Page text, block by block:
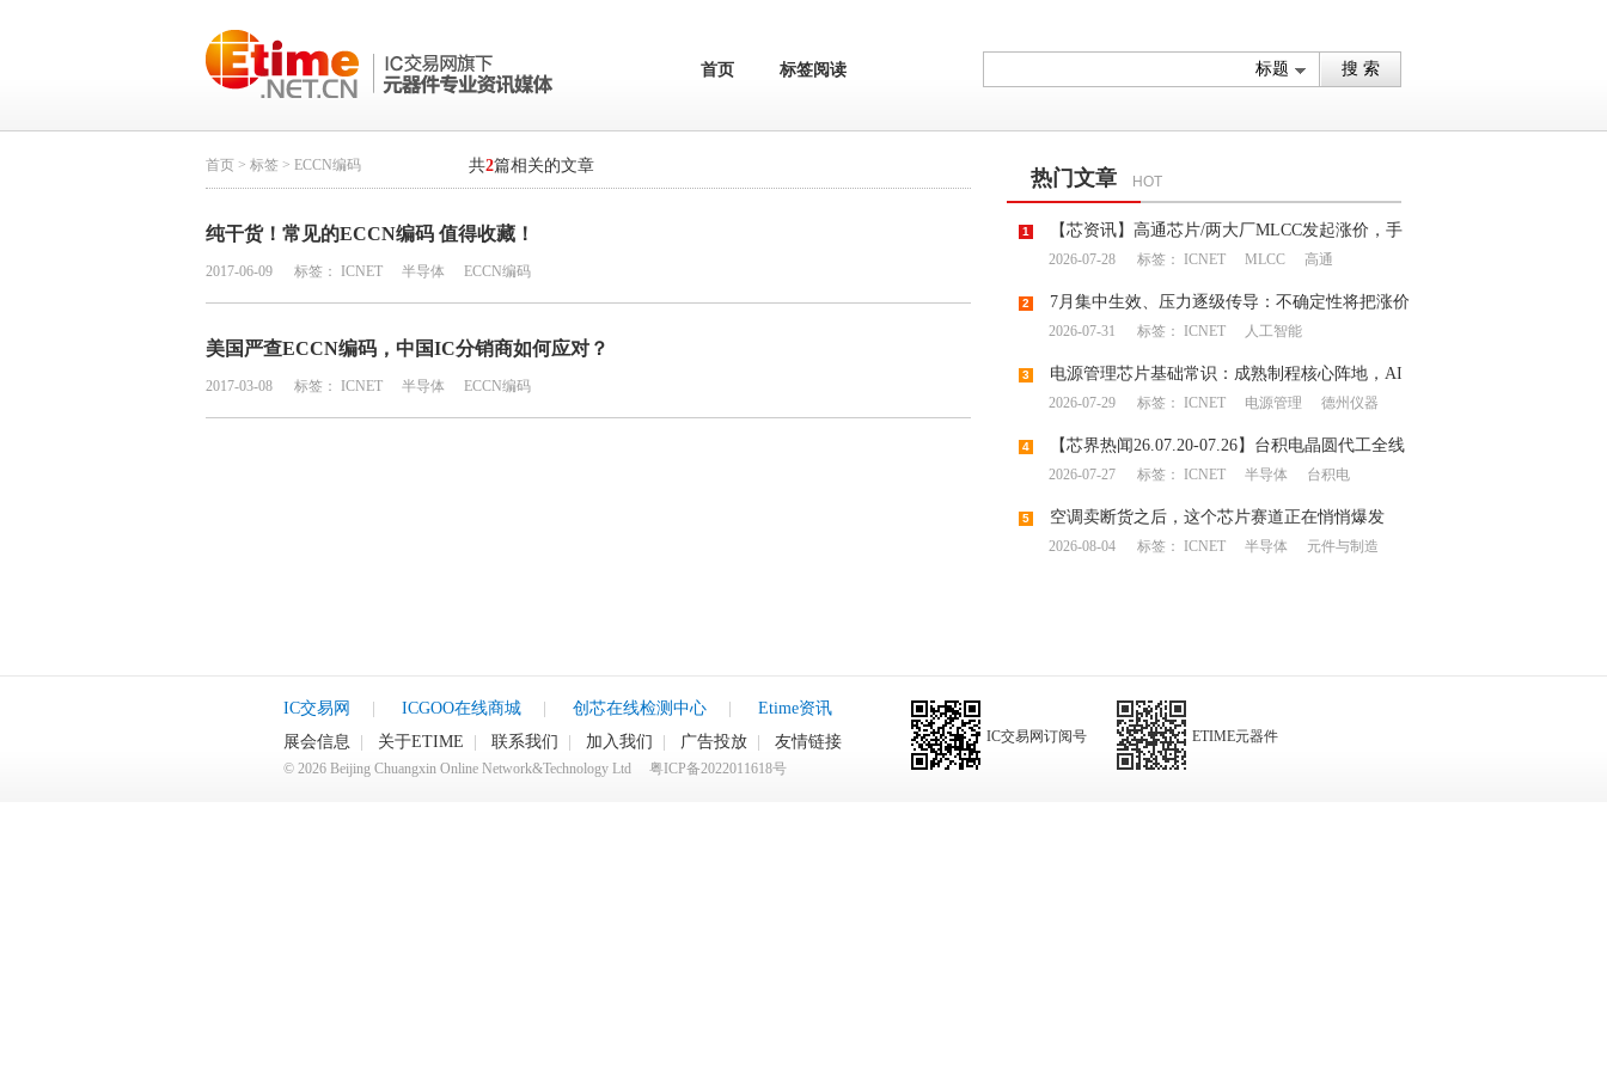
首页 标签阅读
首页 > 标签 > ECCN编码 共2篇相关的文章
纯干货！常见的ECCN编码 值得收藏！
2017-06-09 标签： ICNET 半导体 ECCN编码
美国严查ECCN编码，中国IC分销商如何应对？
2017-03-08 标签： ICNET 半导体 ECCN编码
热门文章 HOT
1
【芯资讯】高通芯片/两大厂MLCC发起涨价，手
机供应链产生上下游博弈
2026-07-28 标签： ICNET MLCC 高通
2
7月集中生效、压力逐级传导：不确定性将把涨价
潮带向何处？
2026-07-31 标签： ICNET 人工智能
3
电源管理芯片基础常识：成熟制程核心阵地，AI
时代“一飞冲天”
2026-07-29 标签： ICNET 电源管理 德州仪器
4
【芯界热闻26.07.20-07.26】台积电晶圆代工全线
调涨，意法/德仪业绩大幅提升
2026-07-27 标签： ICNET 半导体 台积电
5 空调卖断货之后，这个芯片赛道正在悄悄爆发
2026-08-04 标签： ICNET 半导体 元件与制造
IC交易网 ICGOO在线商城 创芯在线检测中心
Etime资讯
展会信息
关于ETIME 联系我们 加入我们 广告投放 友情链接
© 2026 Beijing Chuangxin Online Network&Technology Ltd 粤ICP备2022011618号
IC交易网订阅号 ETIME元器件